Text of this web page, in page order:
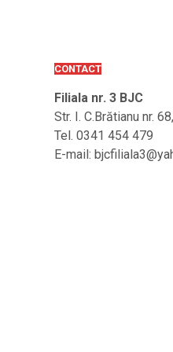
CONTACT
Filiala nr. 3 BJC
Str. I. C.Brătianu nr.
Tel. 0341 454 479
E-mail: